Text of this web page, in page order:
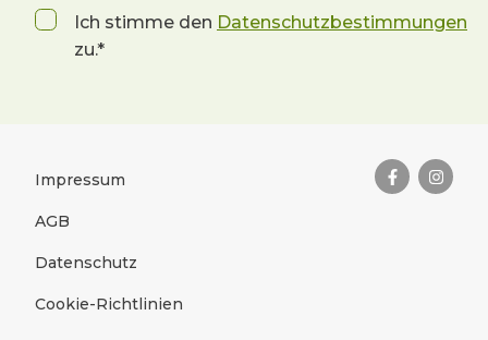
Ich stimme den Datenschutzbestimmungen
zu.*
Rechtliches
Impressum
AGB
Datenschutz
Cookie-Richtlinien